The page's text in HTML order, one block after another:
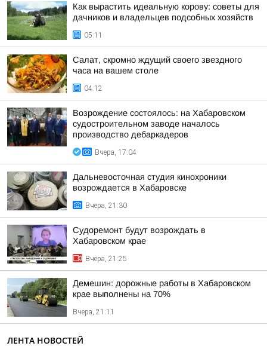
Как вырастить идеальную корову: советы для
дачников и владельцев подсобных хозяйств
05:11
Салат, скромно ждущий своего звездного
часа на вашем столе
04:12
Возрождение состоялось: на Хабаровском
судостроительном заводе началось
производство дебаркадеров
Вчера, 17:04
Дальневосточная студия кинохроники
возрождается в Хабаровске
Вчера, 21:30
Судоремонт будут возрождать в
Хабаровском крае
Вчера, 21:25
Демешин: дорожные работы в Хабаровском
крае выполнены на 70%
Вчера, 21:11
ЛЕНТА НОВОСТЕЙ